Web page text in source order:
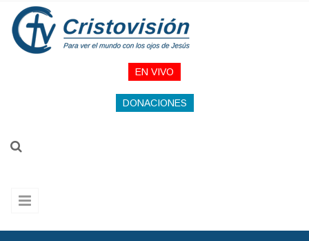
Pasar al contenido principal
EN VIVO
DONACIONES